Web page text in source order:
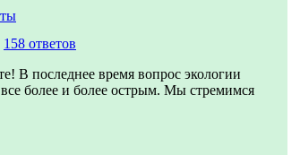
158 ответов
В последнее время вопрос экологии
все более и более острым. Мы стремимся